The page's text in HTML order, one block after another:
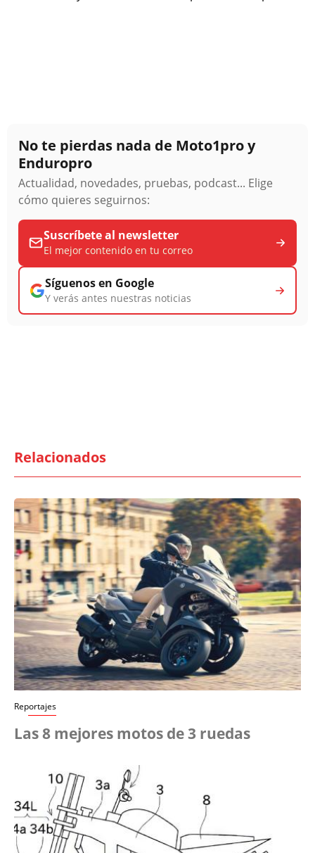
No te pierdas nada de Moto1pro y
Enduropro
Actualidad, novedades, pruebas, podcast... Elige
cómo quieres seguirnos:
Suscríbete al newsletter
El mejor contenido en tu correo
Síguenos en Google
Y verás antes nuestras noticias
Relacionados
Reportajes
Las 8 mejores motos de 3 ruedas